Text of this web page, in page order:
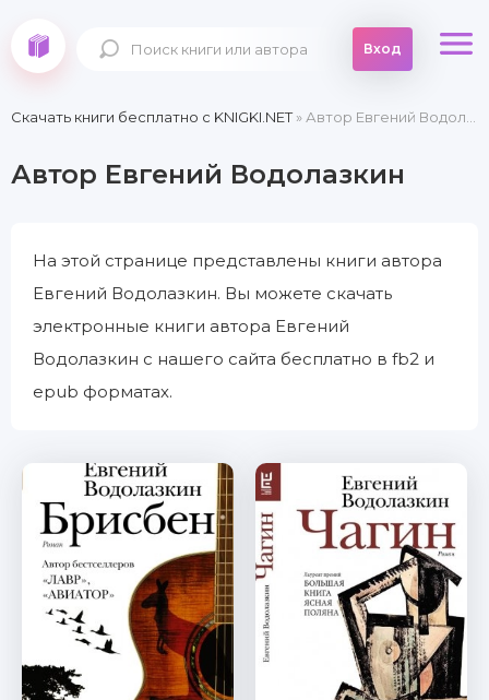
Вход
Скачать книги бесплатно c KNIGKI.NET» Автор Евгений Водолазкин
Автор Евгений Водолазкин
На этой странице представлены книги автора
Евгений Водолазкин. Вы можете скачать
электронные книги автора Евгений
Водолазкин с нашего сайта бесплатно в fb2 и
epub форматах.